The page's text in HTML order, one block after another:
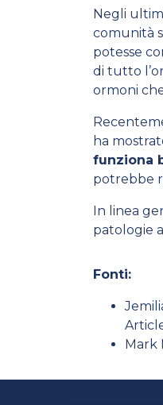
Negli
comunità
potesse
di tutto
ormoni
ha
funziona
potrebbe
In linea
patologie
Fonti:
Mark